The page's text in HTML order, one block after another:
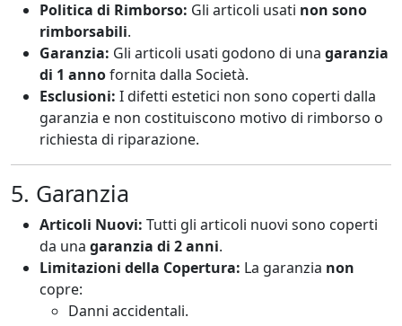
Politica di Rimborso: Gli articoli usati non sono
rimborsabili.
Garanzia: Gli articoli usati godono di una garanzia
di 1 annofornita dalla Società.
Esclusioni: I difetti estetici non sono coperti dalla
garanzia e non costituiscono motivo di rimborso o
richiesta di riparazione.
5. Garanzia
Articoli Nuovi: Tutti gli articoli nuovi sono coperti
da una garanzia di 2 anni.
Limitazioni della Copertura: La garanzia non
copre:
Danni accidentali.